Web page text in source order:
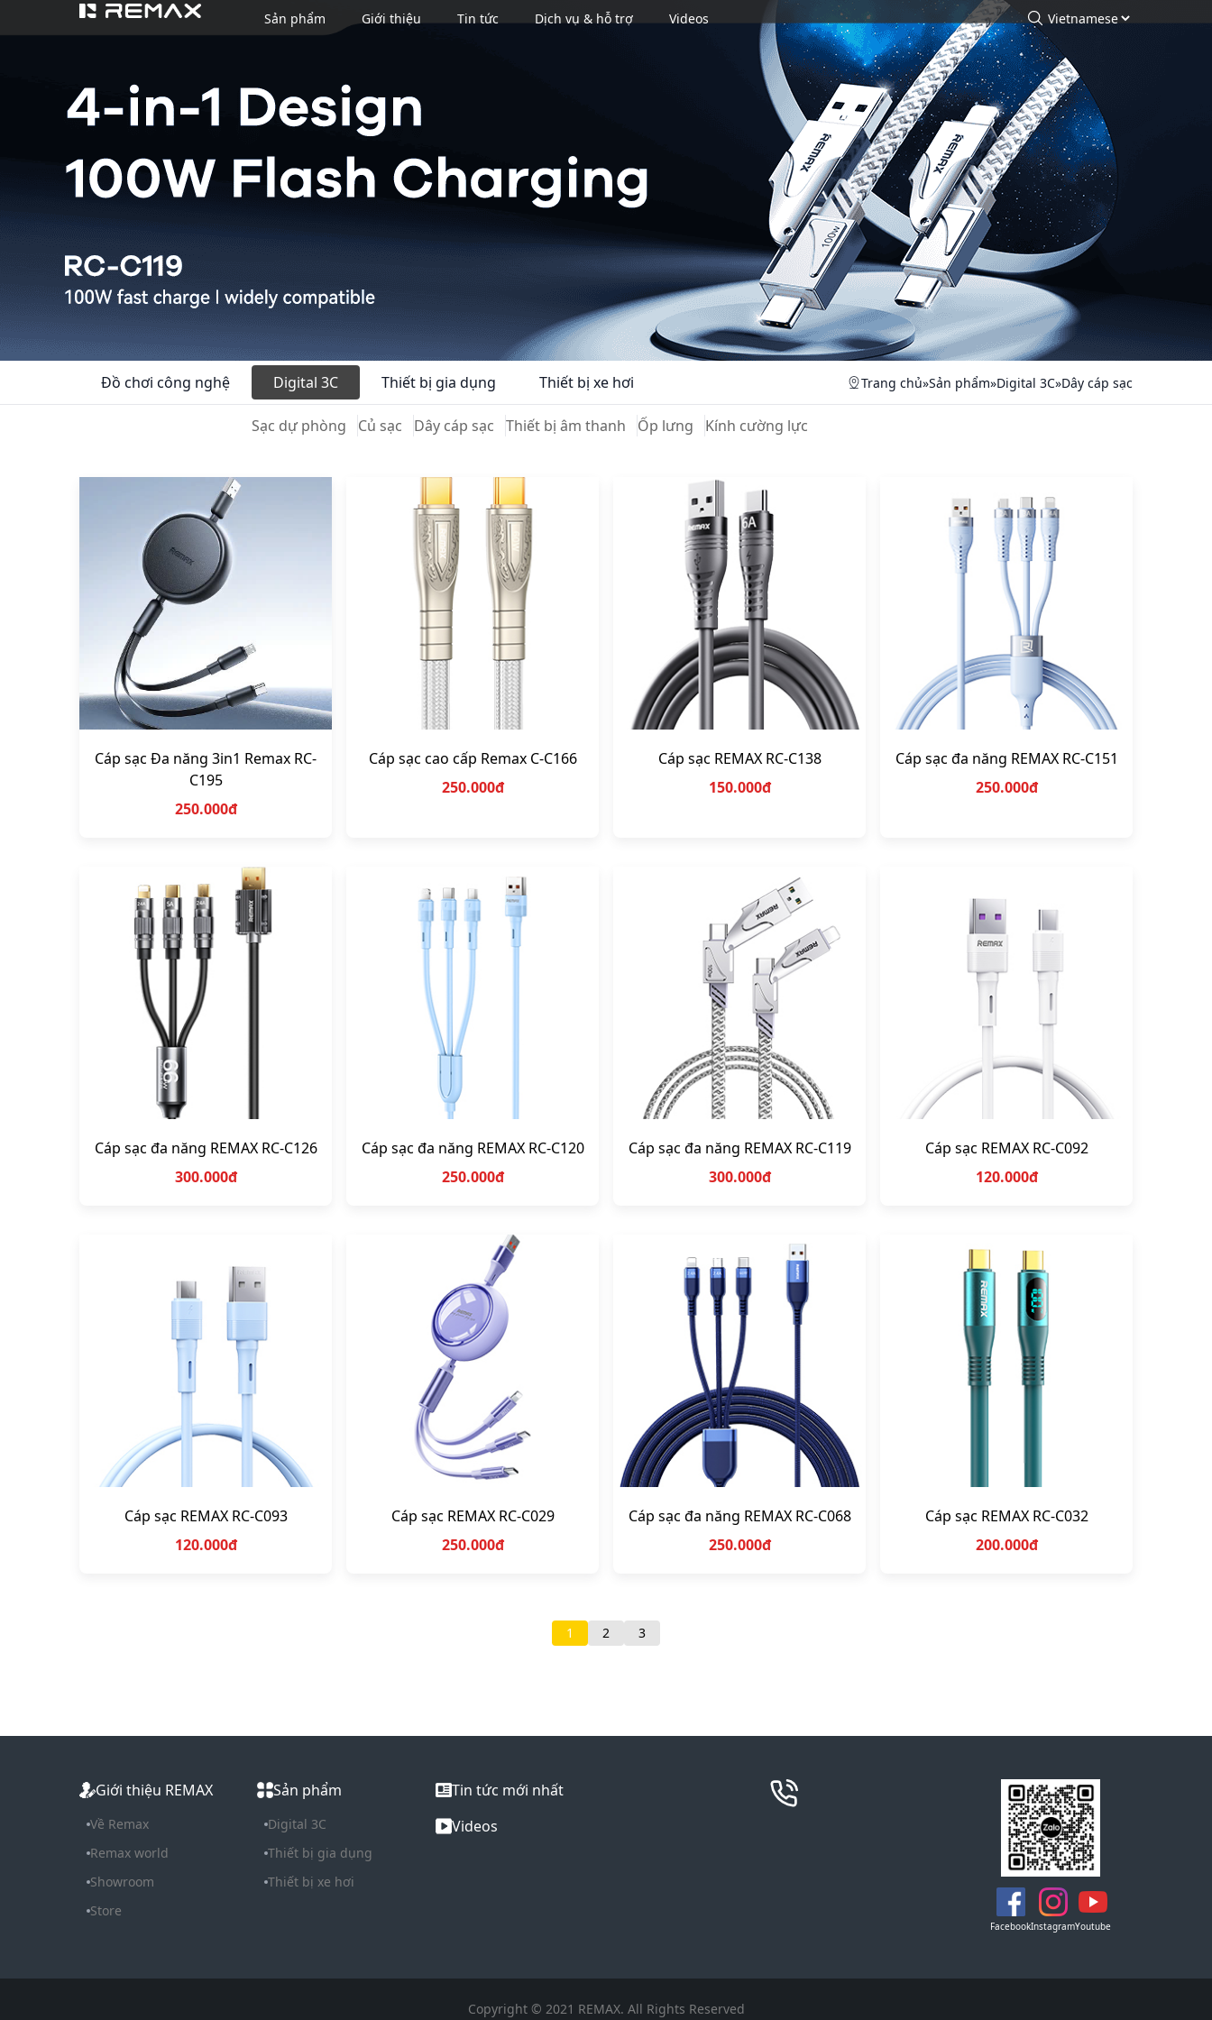
Sản phẩm Giới thiệu Tin tức Dịch vụ & hỗ trợ
Videos
Search
Tìm kiếm
Đồ chơi công nghệ Digital 3C
Sạc dự phòng Củ sạc Dây cáp sạc Thiết bị âm thanh Ốp lưng Kính cường lực
Thiết bị gia dụng
Vali, túi xách Sản phẩm tiện ích Bình giữ nhiệt Thiết bị điện Quạt
Thiết bị xe hơi
Máy khuếch tán hương Giá đỡ điện thoại Tẩu sạc cho ô tô Thiết bị vệ sinh xe Pin dự phòng xe hơi
Trang chủ»Sản phẩm»Digital 3C»Dây cáp sạc
Cáp sạc Đa năng 3in1 Remax RC-
C195
250.000đ
Cáp sạc cao cấp Remax C-C166
250.000đ
Cáp sạc REMAX RC-C138
150.000đ
Cáp sạc đa năng REMAX RC-C151
250.000đ
Cáp sạc đa năng REMAX RC-C126
300.000đ
Cáp sạc đa năng REMAX RC-C120
250.000đ
Cáp sạc đa năng REMAX RC-C119
300.000đ
Cáp sạc REMAX RC-C092
120.000đ
Cáp sạc REMAX RC-C093
120.000đ
Cáp sạc REMAX RC-C029
250.000đ
Cáp sạc đa năng REMAX RC-C068
250.000đ
Cáp sạc REMAX RC-C032
200.000đ
1 2 3
Giới thiệu REMAX
Về Remax
Remax world
Showroom
Store
Sản phẩm
Digital 3C
Thiết bị gia dụng
Thiết bị xe hơi
Tin tức mới nhất
Videos
FacebookInstagramYoutube
Copyright © 2021 REMAX. All Rights Reserved